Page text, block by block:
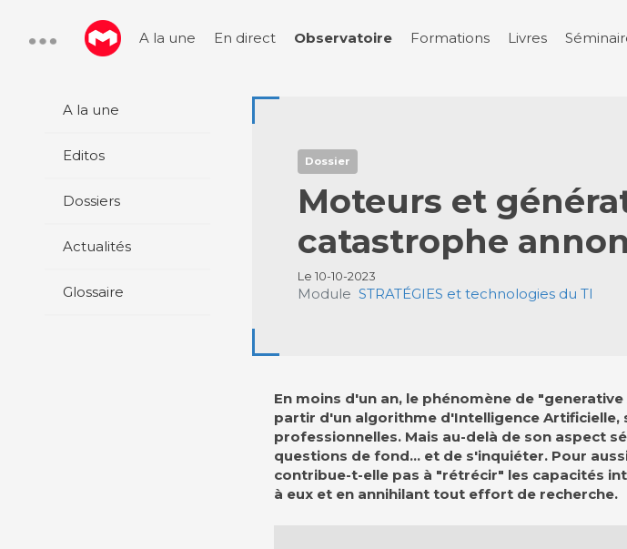
A la une En direct Observatoire Formations Livres
A la une
Editos
Dossiers
Actualités
Glossaire
Dossier
Moteurs et
catastrophe
Le 10-10-2023
Module STRATÉGIES et technologies du TI
En moins d'un an, le phénomène de
partir d'un algorithme d'Intelligence Artificielle,
professionnelles. Mais au-delà de son aspect
questions de fond… et de s'inquiéter. Pour
contribue-t-elle pas à "rétrécir" les capacités
à eux et en annihilant tout effort de recherche.